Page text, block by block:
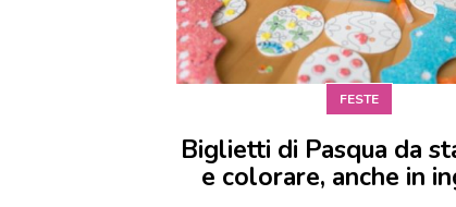
FESTE
Biglietti di Pasqua da
e colorare, anche in